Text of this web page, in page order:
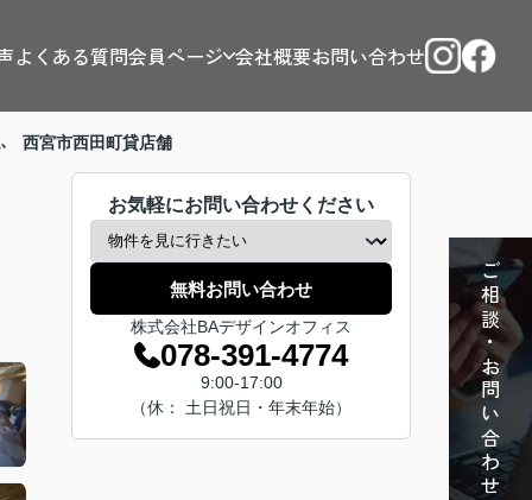
よくある質問会員ページ 会社概要お問い合わせ
ご相談・お問い合わせ
西宮市西田町貸店舗
お気軽にお問い合わせください
無料お問い合わせ
株式会社BAデザインオフィス
078-391-4774
9:00-17:00
（休： 土日祝日・年末年始）